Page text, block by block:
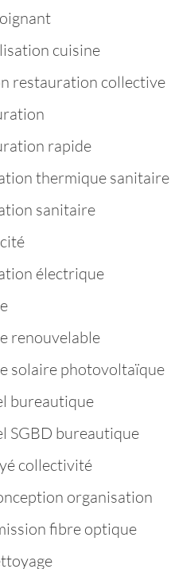
cuisine
restauration collective
rapide
thermique sanitaire
sanitaire
électrique
renouvelable
solaire photovoltaïque
bureautique
SGBD bureautique
collectivité
organisation
fibre optique